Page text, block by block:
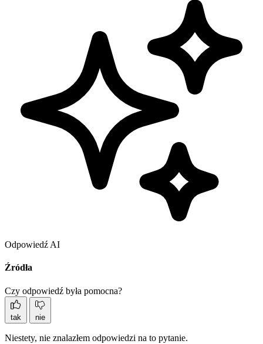
Odpowiedź AI
Źródła
Czy odpowiedź była pomocna?
tak nie
Niestety, nie znalazłem odpowiedzi na to pytanie.